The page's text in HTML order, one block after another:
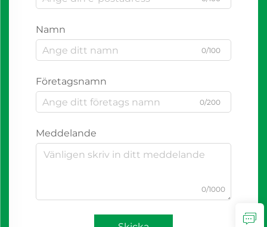
Namn
0/100
Företagsnamn
0/200
Meddelande
0/1000